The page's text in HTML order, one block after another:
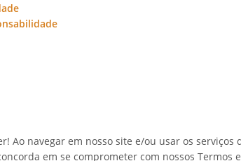
Ao navegar em nosso site e/ou usar os serviços
em se comprometer com nossos Termos